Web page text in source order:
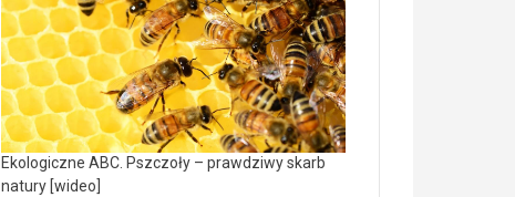
z
dofinansowaniem
ponad
15,6
mln
na
modernizację
oczyszczalni
ścieków
[wideo]
Ekologiczne ABC. Pszczoły – prawdziwy skarb
natury [wideo]